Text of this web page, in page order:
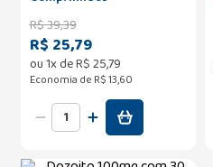
R$39,39
R$ 25,79
ou1x deR$25,79
Economia de R$ 13,60